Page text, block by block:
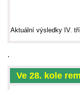
Aktuální výsledky IV.
.
Ve 28. kole